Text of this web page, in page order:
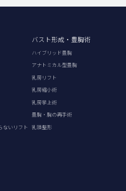
ないリフト
バスト形成・豊胸術
ハイブリッド豊胸
アナトミカル型豊胸
乳房リフト
乳房縮小術
乳房挙上術
豊胸・胸の再手術
乳頭整形